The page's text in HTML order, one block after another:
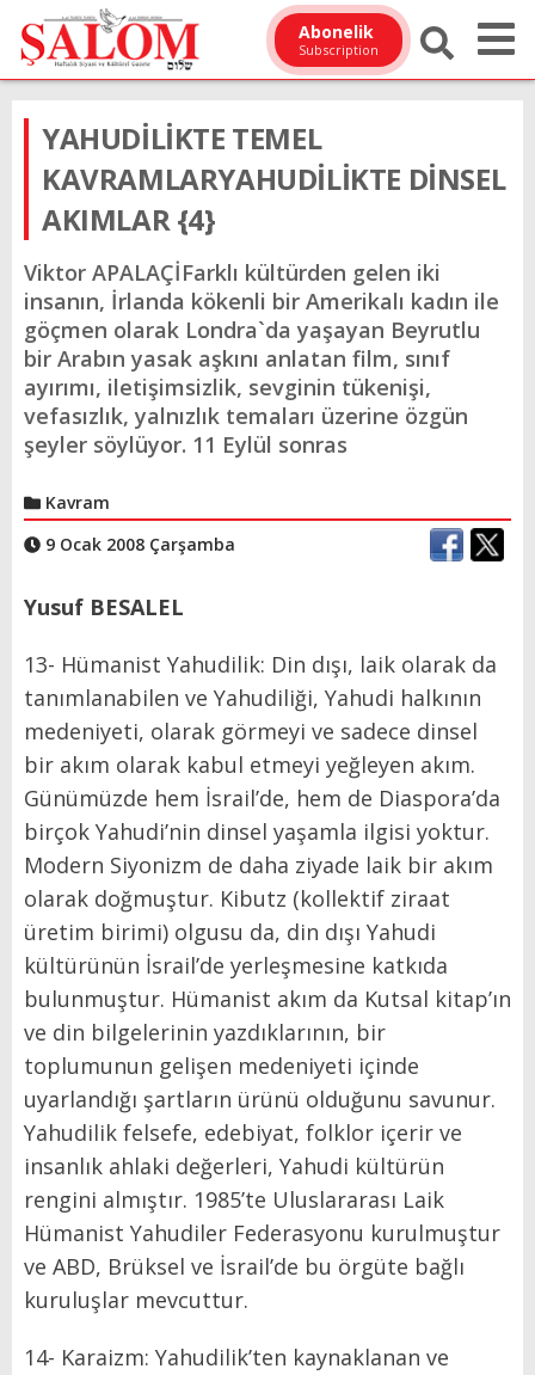
Abonelik
Subscription
YAHUDİLİKTE TEMEL
KAVRAMLARYAHUDİLİKTE DİNSEL
AKIMLAR {4}
Viktor APALAÇİFarklı kültürden gelen iki
insanın, İrlanda kökenli bir Amerikalı kadın ile
göçmen olarak Londra`da yaşayan Beyrutlu
bir Arabın yasak aşkını anlatan film, sınıf
ayırımı, iletişimsizlik, sevginin tükenişi,
vefasızlık, yalnızlık temaları üzerine özgün
şeyler söylüyor. 11 Eylül sonras
Kavram
9 Ocak 2008 Çarşamba
Yusuf BESALEL
13- Hümanist Yahudilik: Din dışı, laik olarak da
tanımlanabilen ve Yahudiliği, Yahudi halkının
medeniyeti, olarak görmeyi ve sadece dinsel
bir akım olarak kabul etmeyi yeğleyen akım.
Günümüzde hem İsrail’de, hem de Diaspora’da
birçok Yahudi’nin dinsel yaşamla ilgisi yoktur.
Modern Siyonizm de daha ziyade laik bir akım
olarak doğmuştur. Kibutz (kollektif ziraat
üretim birimi) olgusu da, din dışı Yahudi
kültürünün İsrail’de yerleşmesine katkıda
bulunmuştur. Hümanist akım da Kutsal kitap’ın
ve din bilgelerinin yazdıklarının, bir
toplumunun gelişen medeniyeti içinde
uyarlandığı şartların ürünü olduğunu savunur.
Yahudilik felsefe, edebiyat, folklor içerir ve
insanlık ahlaki değerleri, Yahudi kültürün
rengini almıştır. 1985’te Uluslararası Laik
Hümanist Yahudiler Federasyonu kurulmuştur
ve ABD, Brüksel ve İsrail’de bu örgüte bağlı
kuruluşlar mevcuttur.
14- Karaizm: Yahudilik’ten kaynaklanan ve